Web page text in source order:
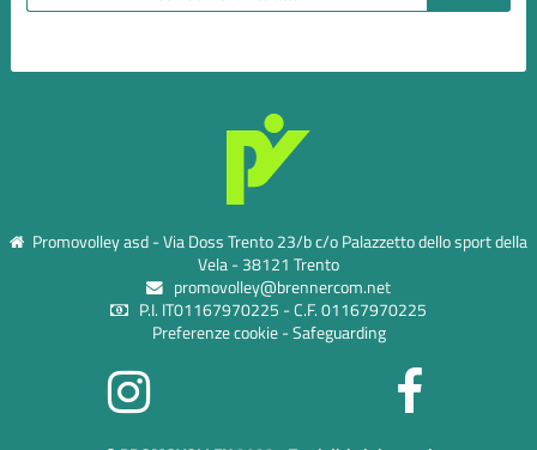
Promovolley asd - Via Doss Trento 23/b c/o Palazzetto dello sport della
Vela - 38121 Trento
promovolley@brennercom.net
P.I. IT01167970225 - C.F. 01167970225
Preferenze cookie-Safeguarding